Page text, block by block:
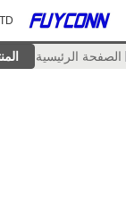
الصفحة الرئيسية